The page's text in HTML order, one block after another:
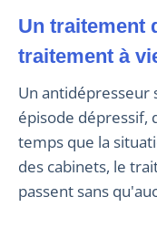
Un traitement
traitement à
Un antidépresseur se prescrit pour traverser un
épisode dépressif,
temps que la
des cabinets, le
passent sans